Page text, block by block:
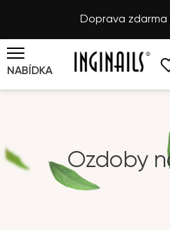
Doprava zdarma
NABÍDKA
Ozdoby